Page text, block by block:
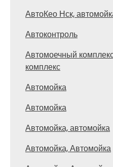
АвтоКео Нск,
Автоконтроль
Автомоечный
комплекс
Автомойка
Автомойка
Автомойка, автомойка
Автомойка, Автомойка